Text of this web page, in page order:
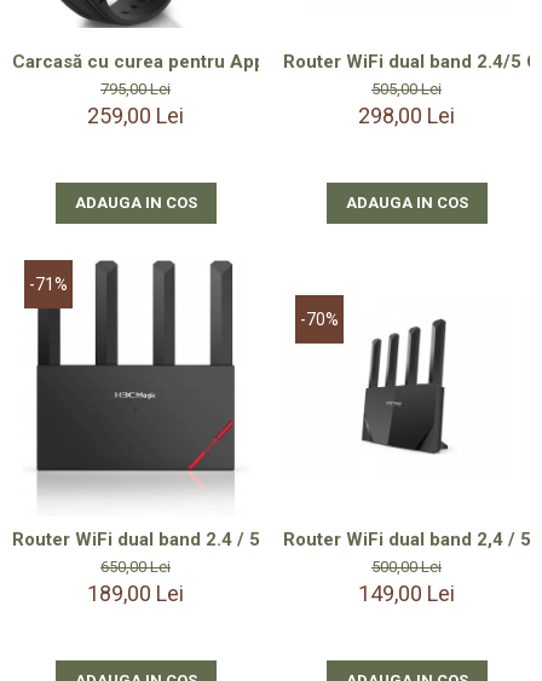
Carcasă cu curea pentru Apple Watch 9/8/7 45mm și SE/6
795,00 Lei
259,00 Lei
ADAUGA IN COS
Router WiFi dual band 2.4/5
505,00 Lei
298,00 Lei
ADAUGA IN COS
-71%
Router WiFi dual band 2.4 / 5 GHz – 4 antene externe –
650,00 Lei
189,00 Lei
-70%
Router WiFi dual band 2,4 / 5
500,00 Lei
149,00 Lei